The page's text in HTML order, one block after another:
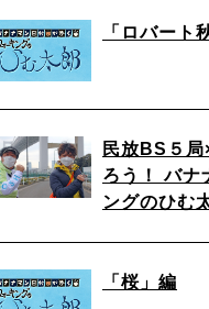
「ロバート
民放BS５
ろう！ バナ
ングのひむ
「桜」編